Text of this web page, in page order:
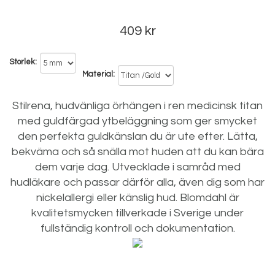
409 kr
Storlek
Material
Stilrena, hudvänliga örhängen i ren medicinsk titan
med guldfärgad ytbeläggning som ger smycket
den perfekta guldkänslan du är ute efter. Lätta,
bekväma och så snälla mot huden att du kan bära
dem varje dag. Utvecklade i samråd med
hudläkare och passar därför alla, även dig som har
nickelallergi eller känslig hud. Blomdahl är
kvalitetsmycken tillverkade i Sverige under
fullständig kontroll och dokumentation.